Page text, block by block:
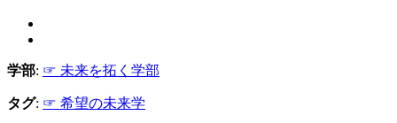
学部: ☞ 未来を拓く学部
タグ: ☞ 希望の未来学